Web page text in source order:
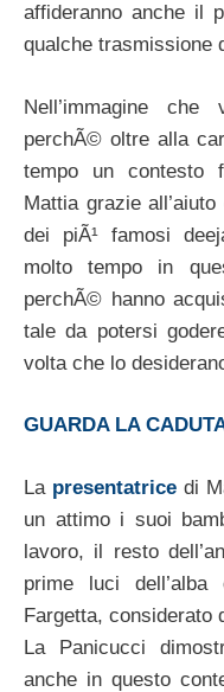
affideranno anche il
qualche trasmissione
Nell’immagine che
perchÃ© oltre alla
tempo un contesto
Mattia grazie
dei piÃ¹ famosi
molto tempo in
perchÃ© hanno
tale da potersi
volta che lo
GUARDA LA
La presentatricedi
un attimo i suoi
lavoro, il resto
prime luci
Fargetta, considerato
La Panicucci
anche in questo